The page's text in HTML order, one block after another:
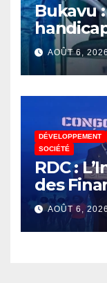
Bukavu
lance
pour
AOÛT 6,
DÉVELOPPEMENT
SOCIÉTÉ
RDC :
des
un
AOÛT 6,